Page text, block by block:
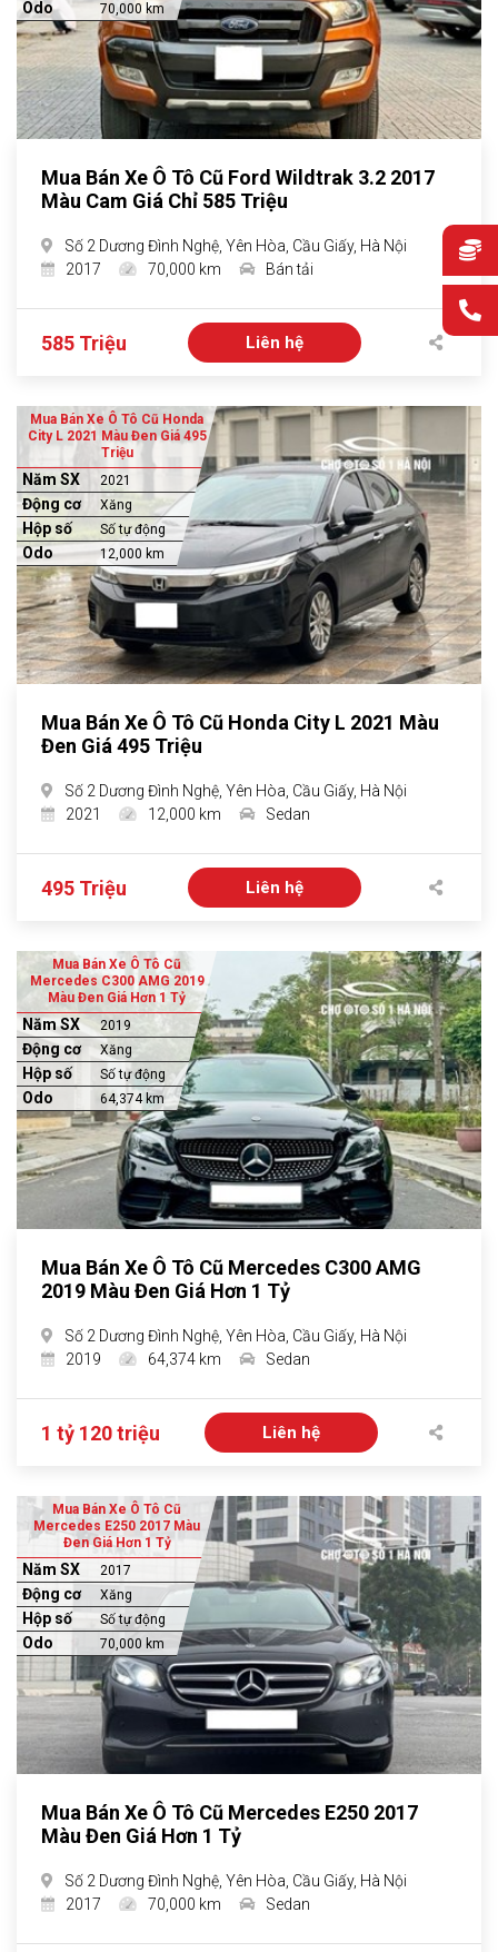
Odo 70,000 km
Mua Bán Xe Ô Tô Cũ Ford Wildtrak 3.2 2017
Màu Cam Giá Chỉ 585 Triệu
Số 2 Dương Đình Nghệ, Yên Hòa, Cầu Giấy, Hà Nội
2017
70,000 km Bán tải
585 Triệu Liên hệ
Mua Bán Xe Ô Tô Cũ Honda
City L 2021 Màu Đen Giá 495
Triệu
Năm SX 2021
Động cơ Xăng
Hộp số Số tự động
Odo 12,000 km
Mua Bán Xe Ô Tô Cũ Honda City L 2021 Màu
Đen Giá 495 Triệu
Số 2 Dương Đình Nghệ, Yên Hòa, Cầu Giấy, Hà Nội
2021
12,000 km Sedan
495 Triệu Liên hệ
Mua Bán Xe Ô Tô Cũ
Mercedes C300 AMG 2019
Màu Đen Giá Hơn 1 Tỷ
Năm SX 2019
Động cơ Xăng
Hộp số Số tự động
Odo 64,374 km
Mua Bán Xe Ô Tô Cũ Mercedes C300 AMG
2019 Màu Đen Giá Hơn 1 Tỷ
Số 2 Dương Đình Nghệ, Yên Hòa, Cầu Giấy, Hà Nội
2019
64,374 km Sedan
1 tỷ 120 triệu Liên hệ
Mua Bán Xe Ô Tô Cũ
Mercedes E250 2017 Màu
Đen Giá Hơn 1 Tỷ
Năm SX 2017
Động cơ Xăng
Hộp số Số tự động
Odo 70,000 km
Mua Bán Xe Ô Tô Cũ Mercedes E250 2017
Màu Đen Giá Hơn 1 Tỷ
Số 2 Dương Đình Nghệ, Yên Hòa, Cầu Giấy, Hà Nội
2017
70,000 km Sedan